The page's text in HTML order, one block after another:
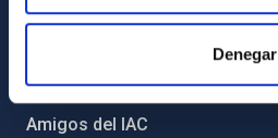
Denegar
Proyectos institucionales
Programa Severo Ochoa
Amigos del IAC